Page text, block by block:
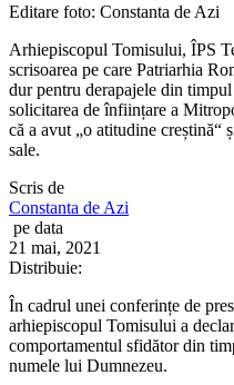
Editare foto: Constanta de Azi
Arhiepiscopul Tomisului, ÎPS
scrisoarea pe care Patriarhia
dur pentru derapajele din
solicitarea de înființare a
că a avut „o atitudine creștină“
sale.
Scris de
Constanta de Azi
pe data
21 mai, 2021
Distribuie:
În cadrul unei conferințe de
arhiepiscopul Tomisului a
comportamentul sfidător din
numele lui Dumnezeu.